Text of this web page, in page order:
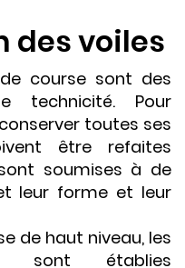
des voiles
course sont des
technicité. Pour
toutes ses
être refaites
soumises à de
leur forme et leur
de haut niveau, les
sont établies